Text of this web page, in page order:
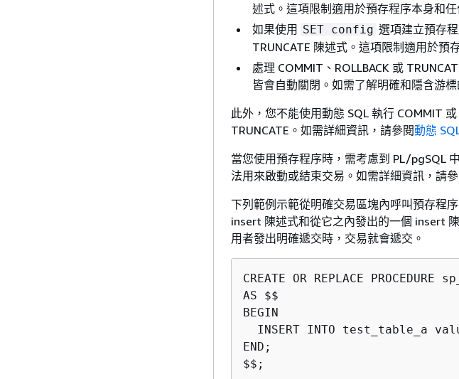
述式。這項限制適用於預存程序本身和
如果使用 SET config 選項建立預存
TRUNCATE 陳述式。這項限制適用於預
處理 COMMIT、ROLLBACK 或
皆會自動關閉。如需了解明確和隱含游
此外，您不能使用動態 SQL 執行 COMMIT
TRUNCATE。如需詳細資訊，請參閱動態
當您使用預存程序時，需考慮到 PL/pgSQL
法用來啟動或結束交易。如需詳細資訊，請
下列範例示範從明確交易區塊內呼叫預存程
insert 陳述式和從它之內發出的一個 insert
用者發出明確遞交時，交易就會遞交。
CREATE OR REPLACE
AS $$
BEGIN
INSERT INTO test_table_a
END;
$$;